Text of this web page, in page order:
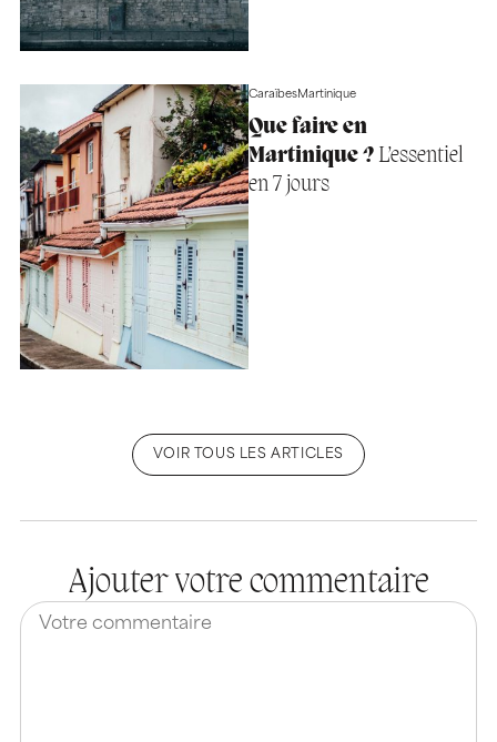
CaraïbesMartinique
Que faire en
Martinique ?L’essentiel
en 7 jours
VOIR TOUS LES ARTICLES
Ajouter votre commentaire